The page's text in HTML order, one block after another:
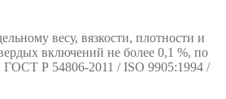
весу, вязкости, плотности и
включений не более 0,1 %, по
ГОСТ Р 54806-2011 / ISO 9905:1994 /